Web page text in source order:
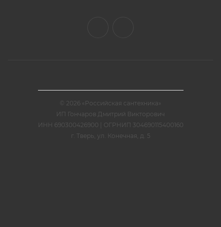
© 2026 «Российская сантехника»
ИП Гончаров Дмитрий Викторович
ИНН 690300426900 | ОГРНИП 304690115400160
г. Тверь, ул. Конечная, д. 5